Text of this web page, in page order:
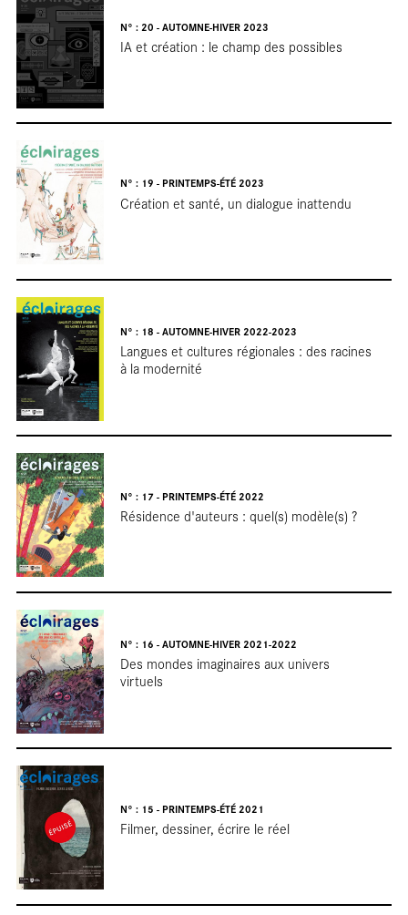
N° : 20 - AUTOMNE-HIVER 2023
IA et création : le champ des possibles
N° : 19 - PRINTEMPS-ÉTÉ 2023
Création et santé, un dialogue inattendu
N° : 18 - AUTOMNE-HIVER 2022-2023
Langues et cultures régionales : des racines
à la modernité
N° : 17 - PRINTEMPS-ÉTÉ 2022
Résidence d'auteurs : quel(s) modèle(s) ?
N° : 16 - AUTOMNE-HIVER 2021-2022
Des mondes imaginaires aux univers
virtuels
N° : 15 - PRINTEMPS-ÉTÉ 2021
Filmer, dessiner, écrire le réel